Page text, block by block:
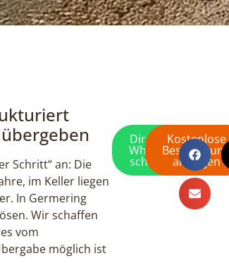
Schritt“ an: Die
im Keller liegen
In Germering
Wir schaffen
vom
möglich ist
Direkt per
WhatsApp
schreiben
Kostenlose
Besichtigung
anfragen